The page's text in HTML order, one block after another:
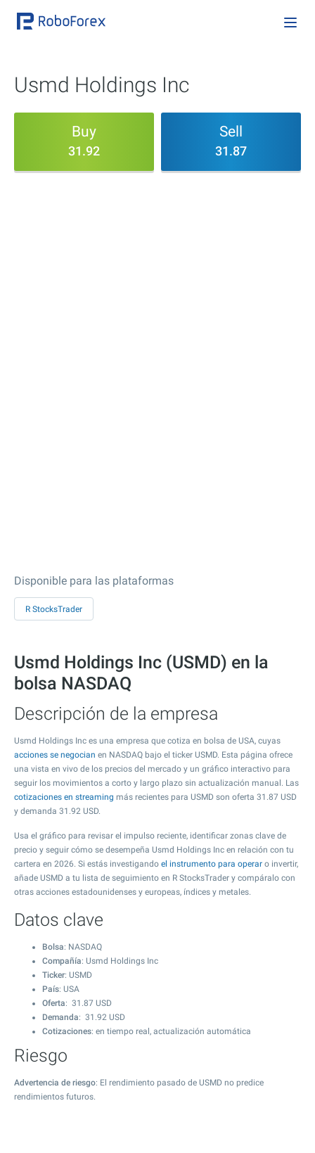
Usmd Holdings Inc
Buy
31.92
Sell
31.87
Disponible para las plataformas
R StocksTrader
Usmd Holdings Inc (USMD) en la
bolsa NASDAQ
Descripción de la empresa
Usmd Holdings Inc es una empresa que cotiza en bolsa de USA, cuyas
acciones se negocian en NASDAQ bajo el ticker USMD. Esta página ofrece
una vista en vivo de los precios del mercado y un gráfico interactivo para
seguir los movimientos a corto y largo plazo sin actualización manual. Las
cotizaciones en streaming más recientes para USMD son oferta 31.87 USD
y demanda 31.92 USD.
Usa el gráfico para revisar el impulso reciente, identificar zonas clave de
precio y seguir cómo se desempeña Usmd Holdings Inc en relación con tu
cartera en 2026. Si estás investigando el instrumento para operar o invertir,
añade USMD a tu lista de seguimiento en R StocksTrader y compáralo con
otras acciones estadounidenses y europeas, índices y metales.
Datos clave
Bolsa: NASDAQ
Compañía: Usmd Holdings Inc
Ticker: USMD
País: USA
Oferta: 31.87 USD
Demanda: 31.92 USD
Cotizaciones: en tiempo real, actualización automática
Riesgo
Advertencia de riesgo: El rendimiento pasado de USMD no predice
rendimientos futuros.